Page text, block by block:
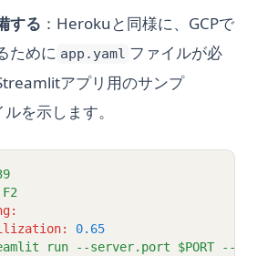
する ：Herokuと同様に、GCPで
ために app.yaml ファイルが必
アプリ用のサンプ
を示します。
F2
:
:
0.65
run --server.port $PORT --